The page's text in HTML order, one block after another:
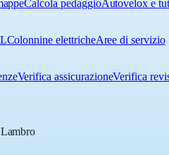
Calcola pedaggioAutovelox e
Colonnine elettricheAree di servizio
Verifica assicurazioneVerifica